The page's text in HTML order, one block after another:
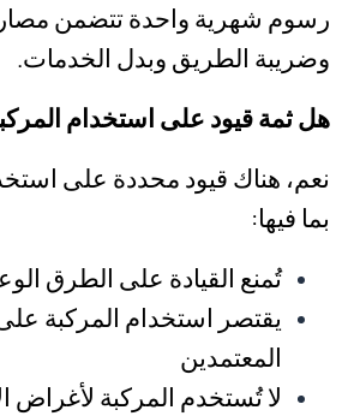
رسوم شهرية واحدة تتضمن
وضريبة الطريق وبدل الخدمات.
هل ثمة قيود على استخدام
نعم، هناك قيود محددة على
بما فيها:
تُمنع القيادة على الطرق
يقتصر استخدام المركبة
المعتمدين
لا تُستخدم المركبة لأغراض